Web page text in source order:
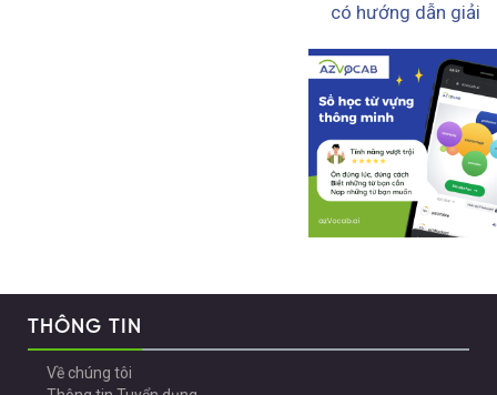
có hướng dẫn giải
THÔNG TIN
Về chúng tôi